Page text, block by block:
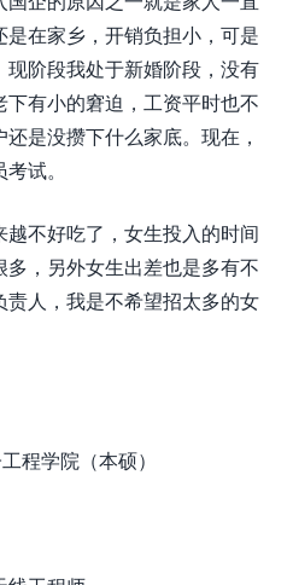
在家乡，开销负担小，可是
阶段我处于新婚阶段，没有
有小的窘迫，工资平时也不
是没攒下什么家底。现在，
试。
不好吃了，女生投入的时间
，另外女生出差也是多有不
人，我是不希望招太多的女
程学院（本硕）